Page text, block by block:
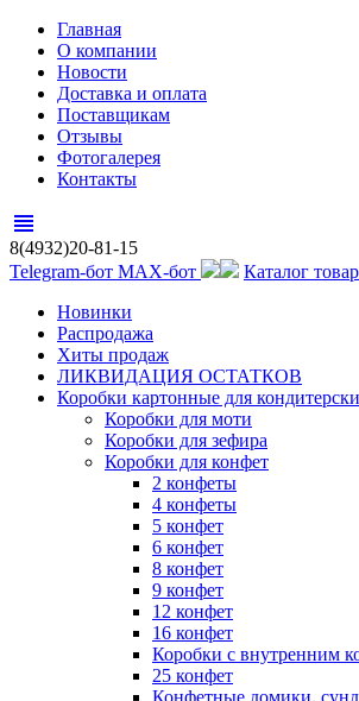
Главная
О компании
Новости
Доставка и оплата
Поставщикам
Отзывы
Фотогалерея
Контакты
view_headline
8(4932)20-81-15
Telegram-бот MAX-бот
Каталог
Новинки
Распродажа
Хиты продаж
ЛИКВИДАЦИЯ ОСТАТКОВ
Коробки картонные для
Коробки для моти
Коробки для зефира
Коробки для конфет
2 конфеты
4 конфеты
5 конфет
6 конфет
8 конфет
9 конфет
12 конфет
16 конфет
Коробки с внутренним
25 конфет
Конфетные домики,